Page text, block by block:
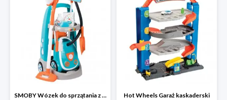
SMOBY Wózek do sprzątania z odkurzaczem Hot Wheels Garaż kaskaderski